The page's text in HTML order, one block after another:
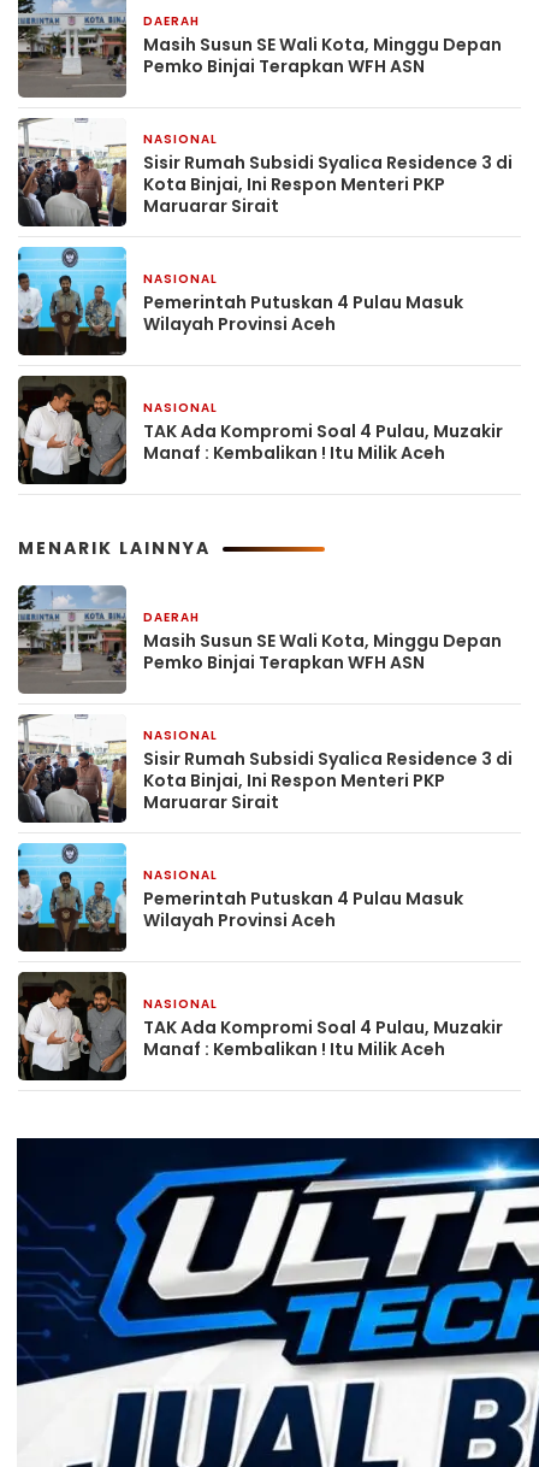
DAERAH
Masih Susun SE Wali Kota, Minggu Depan
Pemko Binjai Terapkan WFH ASN
NASIONAL
Sisir Rumah Subsidi Syalica Residence 3 di
Kota Binjai, Ini Respon Menteri PKP
Maruarar Sirait
NASIONAL
Pemerintah Putuskan 4 Pulau Masuk
Wilayah Provinsi Aceh
NASIONAL
TAK Ada Kompromi Soal 4 Pulau, Muzakir
Manaf : Kembalikan ! Itu Milik Aceh
MENARIK LAINNYA
DAERAH
Masih Susun SE Wali Kota, Minggu Depan
Pemko Binjai Terapkan WFH ASN
NASIONAL
Sisir Rumah Subsidi Syalica Residence 3 di
Kota Binjai, Ini Respon Menteri PKP
Maruarar Sirait
NASIONAL
Pemerintah Putuskan 4 Pulau Masuk
Wilayah Provinsi Aceh
NASIONAL
TAK Ada Kompromi Soal 4 Pulau, Muzakir
Manaf : Kembalikan ! Itu Milik Aceh